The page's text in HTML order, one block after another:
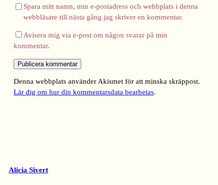
Spara mitt namn, min e-postadress och webbplats i denna
webbläsare till nästa gång jag skriver en kommentar.
Avisera mig via e-post om någon svarar på min
kommentar.
Denna webbplats använder Akismet för att minska skräppost.
Lär dig om hur din kommentarsdata bearbetas.
Alicia Sivert